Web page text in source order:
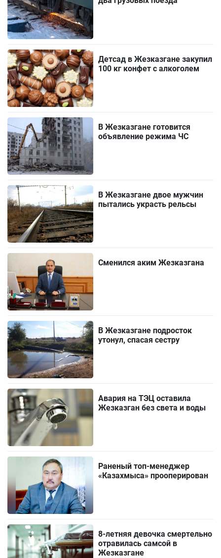
Детсад в Жезказгане закупил
100 кг конфет с алкоголем
В Жезказгане готовится
объявление режима ЧС
В Жезказгане двое мужчин
пытались украсть рельсы
Сменился аким Жезказгана
В Жезказгане подросток
утонул, спасая сестру
Авария на ТЭЦ оставила
Жезказган без света и воды
Раненый топ-менеджер
«Казахмыса» прооперирован
8-летняя девочка смертельно
отравилась самсой в
Жезказгане